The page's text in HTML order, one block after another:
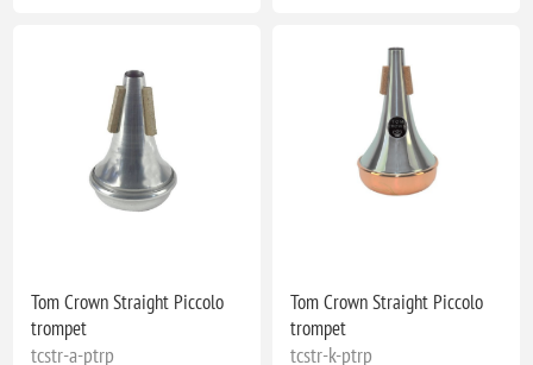
Tom Crown Straight Piccolo
trompet
tcstr-a-ptrp
Tom Crown Straight Piccolo
trompet
tcstr-k-ptrp